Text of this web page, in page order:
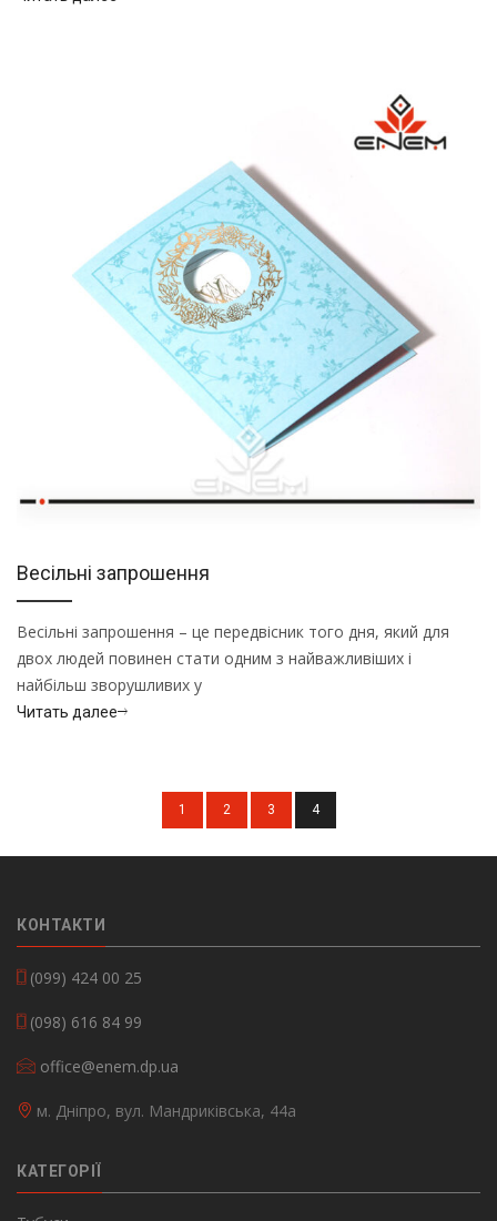
Весільні запрошення
Весільні запрошення – це передвісник того дня, який для
двох людей повинен стати одним з найважливіших і
найбільш зворушливих у
Читать далее
1 2 3 4
КОНТАКТИ
(099) 424 00 25
(098) 616 84 99
office@enem.dp.ua
м. Дніпро, вул. Мандриківська, 44а
КАТЕГОРІЇ